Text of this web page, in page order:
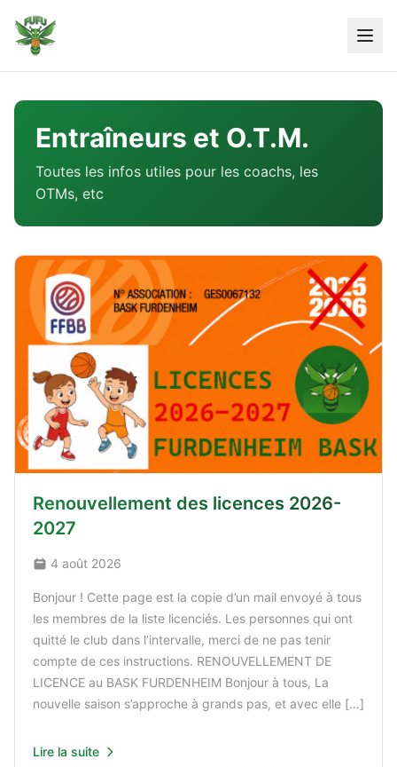
content
Entraîneurs et O.T.M.
Toutes les infos utiles pour les coachs, les
OTMs, etc
Renouvellement des licences 2026-
2027
4 août 2026
Bonjour ! Cette page est la copie d’un mail envoyé à tous
les membres de la liste licenciés. Les personnes qui ont
quitté le club dans l’intervalle, merci de ne pas tenir
compte de ces instructions. RENOUVELLEMENT DE
LICENCE au BASK FURDENHEIM Bonjour à tous, La
nouvelle saison s’approche à grands pas, et avec elle […]
Lire la suite